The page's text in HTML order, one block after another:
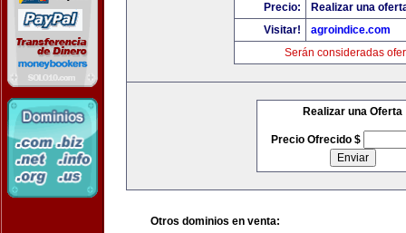
Precio:
Realizar una
Visitar!
agroindice.com
Serán consideradas
Realizar una Oferta
Precio Ofrecido $
Otros dominios en venta: